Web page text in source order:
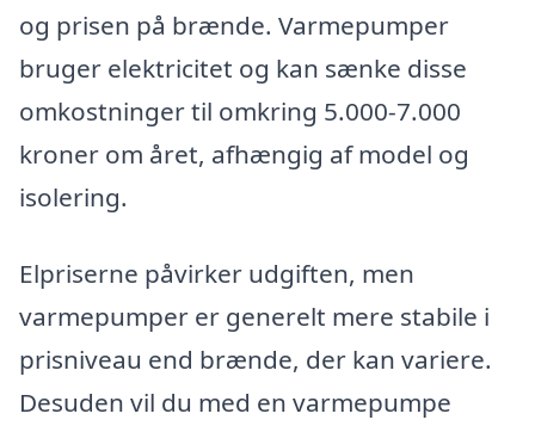
og prisen på brænde. Varmepumper
bruger elektricitet og kan sænke disse
omkostninger til omkring 5.000-7.000
kroner om året, afhængig af model og
isolering.
Elpriserne påvirker udgiften, men
varmepumper er generelt mere stabile i
prisniveau end brænde, der kan variere.
Desuden vil du med en varmepumpe